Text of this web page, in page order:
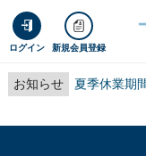
ログイン 新規会員登録
お知らせ 夏季休業期